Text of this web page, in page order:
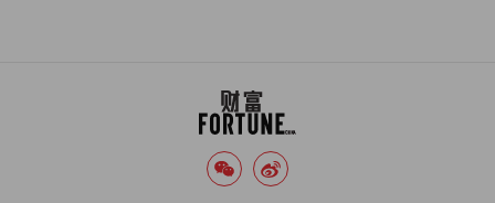
展，投身社区，共同奔赴繁荣明天。